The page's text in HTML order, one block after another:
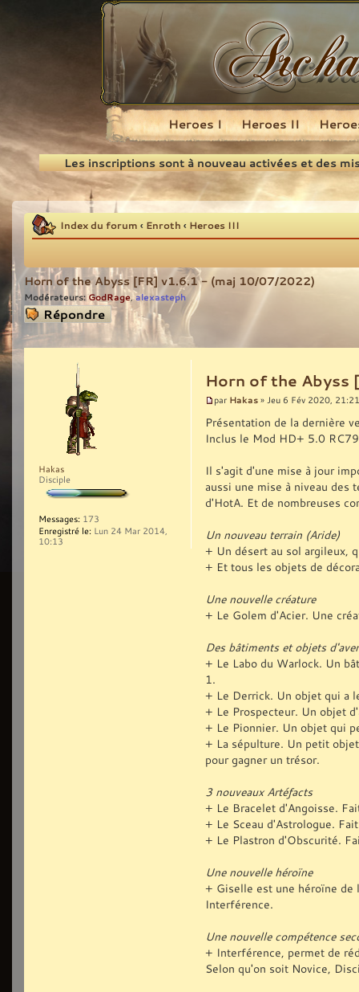
Recherche
Heroes I Heroes II
Les inscriptions sont à nouveau activées et des
Index du forum ‹ Enroth ‹ Heroes III
Horn of the Abyss [FR] v1.6.1 - (maj 10/07/2022)
Modérateurs: GodRage,alexasteph
Répondre
Horn of the
par Hakas » Jeu 6 Fév 2020, 21:21
Présentation de la dernière
Inclus le Mod HD+ 5.0 RC79
Il s'agit d'une mise à jour
aussi une mise à niveau des
d'HotA. Et de nombreuses
Un nouveau terrain (Aride)
+ Un désert au sol argileux,
+ Et tous les objets de
Une nouvelle créature
+ Le Golem d'Acier. Une
Des bâtiments et objets
+ Le Labo du Warlock. Un
1.
+ Le Derrick. Un objet qui a
+ Le Prospecteur. Un objet
+ Le Pionnier. Un objet qui
+ La sépulture. Un petit
pour gagner un trésor.
3 nouveaux Artéfacts
+ Le Bracelet d'Angoisse.
+ Le Sceau d'Astrologue.
+ Le Plastron d'Obscurité.
Une nouvelle héroïne
+ Giselle est une héroïne de
Interférence.
Une nouvelle compétence
+ Interférence, permet de
Selon qu'on soit Novice,
Hakas
Disciple
Messages: 173
Enregistré le: Lun 24 Mar 2014,
10:13